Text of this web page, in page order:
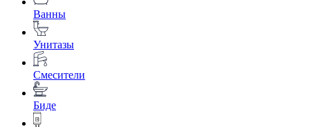
Ванны
Унитазы
Смесители
Биде